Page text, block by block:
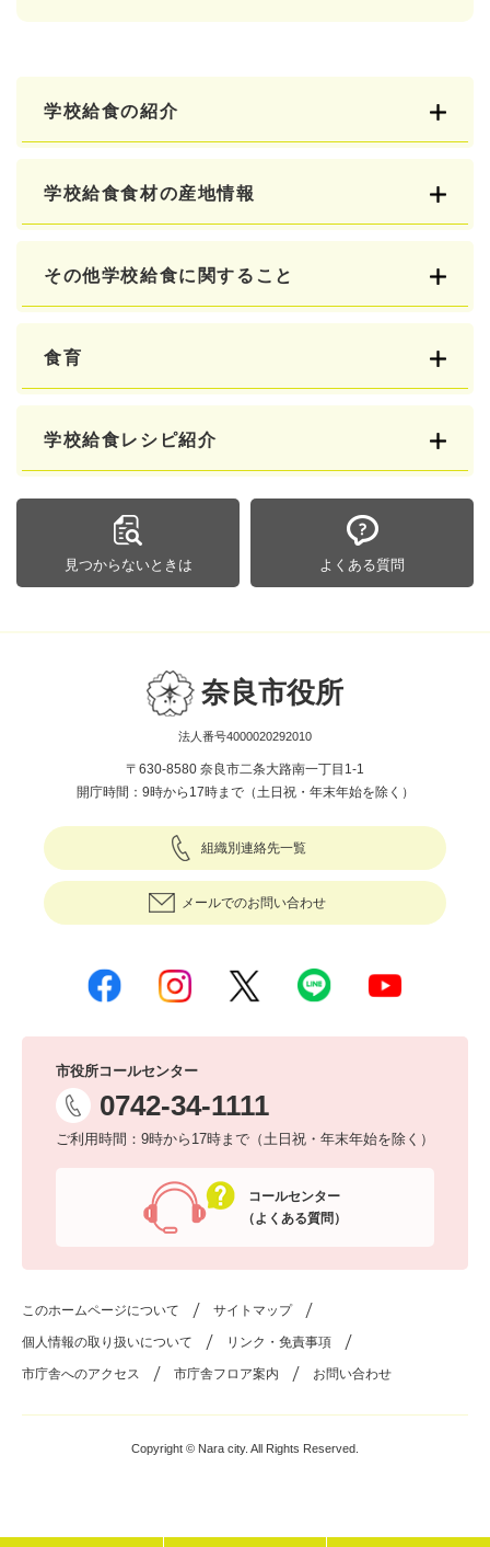
学校給食の紹介
学校給食食材の産地情報
その他学校給食に関すること
食育
学校給食レシピ紹介
見つからないときは よくある質問
奈良市役所
法人番号4000020292010
〒630-8580 奈良市二条大路南一丁目1-1
開庁時間：9時から17時まで（土日祝・年末年始を除く）
組織別連絡先一覧
メールでのお問い合わせ
市役所コールセンター
0742-34-1111
ご利用時間：9時から17時まで（土日祝・年末年始を除く）
コールセンター
（よくある質問）
このホームページについて サイトマップ
個人情報の取り扱いについて リンク・免責事項
市庁舎へのアクセス 市庁舎フロア案内 お問い合わせ
Copyright © Nara city. All Rights Reserved.